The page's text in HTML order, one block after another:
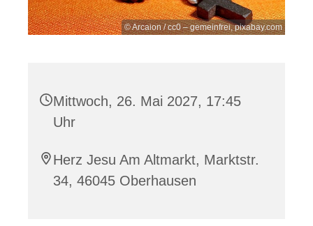
© Arcaion / cc0 – gemeinfrei, pixabay.com
Mittwoch, 26. Mai 2027, 17:45
Uhr
Herz Jesu Am Altmarkt, Marktstr.
34, 46045 Oberhausen